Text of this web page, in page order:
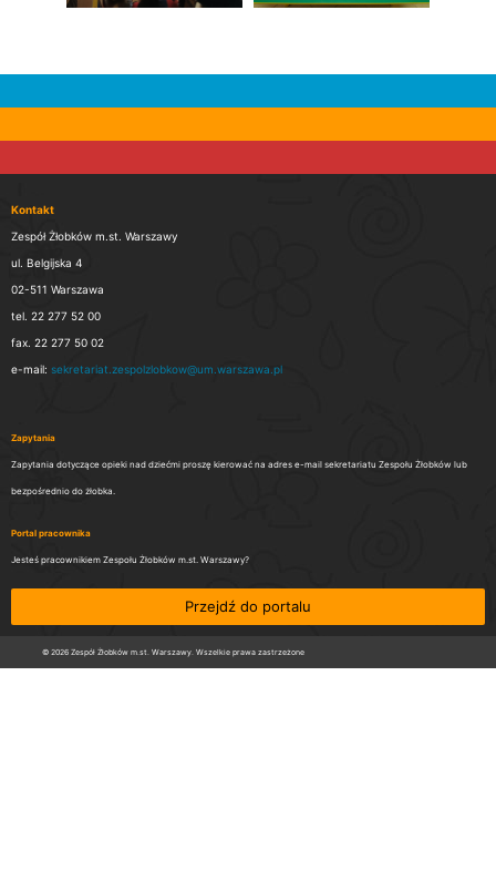
Kontakt
Zespół Żłobków m.st. Warszawy
ul. Belgijska 4
02-511 Warszawa
tel. 22 277 52 00
fax. 22 277 50 02
e-mail: sekretariat.zespolzlobkow@um.warszawa.pl
Zapytania
Zapytania dotyczące opieki nad dziećmi proszę kierować na adres e-mail sekretariatu Zespołu Żłobków lub
bezpośrednio do żłobka.
Portal pracownika
Jesteś pracownikiem Zespołu Żłobków m.st. Warszawy?
Przejdź do portalu
© 2026 Zespół Żłobków m.st. Warszawy. Wszelkie prawa zastrzeżone